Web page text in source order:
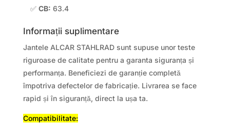
✅ CB: 63.4
Informații suplimentare
Jantele ALCAR STAHLRAD sunt supuse unor teste
riguroase de calitate pentru a garanta siguranța și
performanța. Beneficiezi de garanție completă
împotriva defectelor de fabricație. Livrarea se face
rapid și în siguranță, direct la ușa ta.
Compatibilitate: